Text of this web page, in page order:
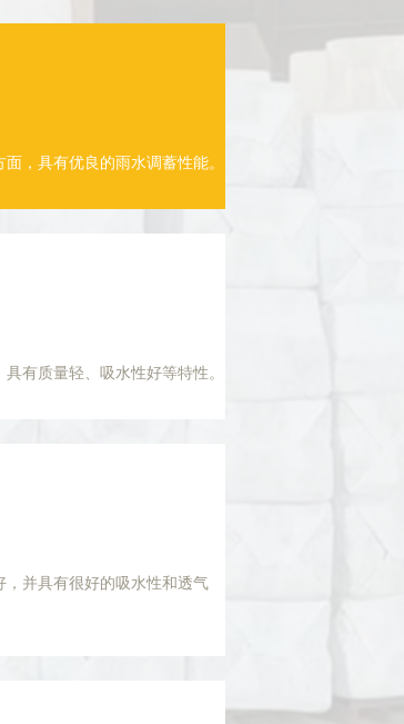
，具有优良的雨水调蓄性能。
有质量轻、吸水性好等特性。
并具有很好的吸水性和透气